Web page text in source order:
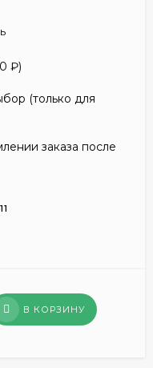
0 ₽)
(только для
заказа после
В КОРЗИНУ